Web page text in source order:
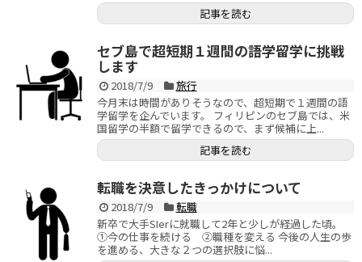
記事を読む
セブ島で超短期１週間の語学留学に挑戦
します
2018/7/9
旅行
今月末は時間がありそうなので、超短期で１週間の語
学留学を企んでいます。 フィリピンのセブ島では、米
国留学の半額で留学できるので、まず候補に上...
記事を読む
転職を決意したきっかけについて
2018/7/9
転職
新卒で大手SIerに就職して2年と少しが経過した頃。
①今の仕事を続ける ②職種を変える 今後の人生の歩
を進める、大きな２つの選択肢に悩...